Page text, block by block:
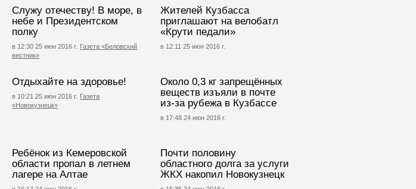
Служу отечеству! В море, в
небе и Президентском
полку
в 12:30 25 июн 2016 г. Газета «Беловский
вестник»
Жителей Кузбасса
приглашают на велобатл
«Крути педали»
в 12:11 25 июн 2016 г.
Отдыхайте на здоровье!
в 10:21 25 июн 2016 г. Газета
«Новокузнецк»
Около 0,3 кг запрещённых
веществ изъяли в почте
из-за рубежа в Кузбассе
в 17:48 24 июн 2016 г.
Ребёнок из Кемеровской
области пропал в летнем
лагере на Алтае
Почти половину
областного долга за услуги
ЖКХ накопил Новокузнецк